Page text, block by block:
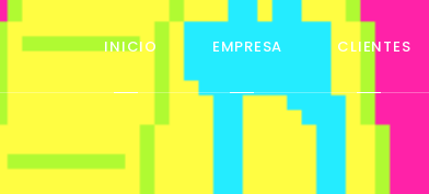
INICIO EMPRESA CLIENTES